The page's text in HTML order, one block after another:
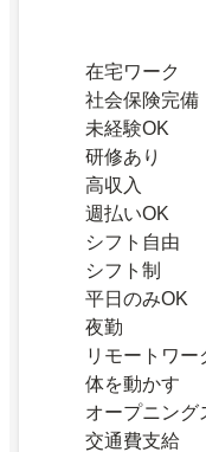
在宅ワーク
社会保険完備
未経験OK
研修あり
高収入
週払いOK
シフト自由
シフト制
平日のみOK
夜勤
リモートワー
体を動かす
オープニング
交通費支給